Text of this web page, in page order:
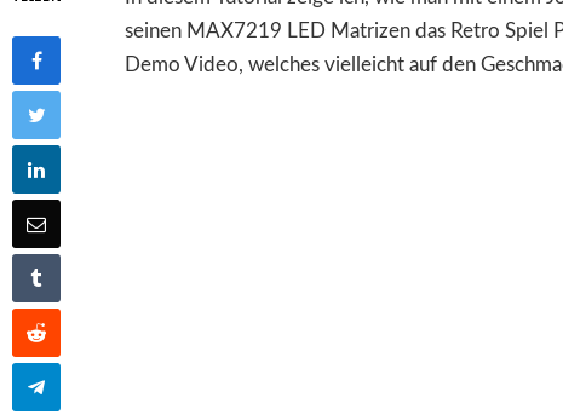
seinen MAX7219 LED Matrizen das Retro Spiel
Demo Video, welches vielleicht auf den